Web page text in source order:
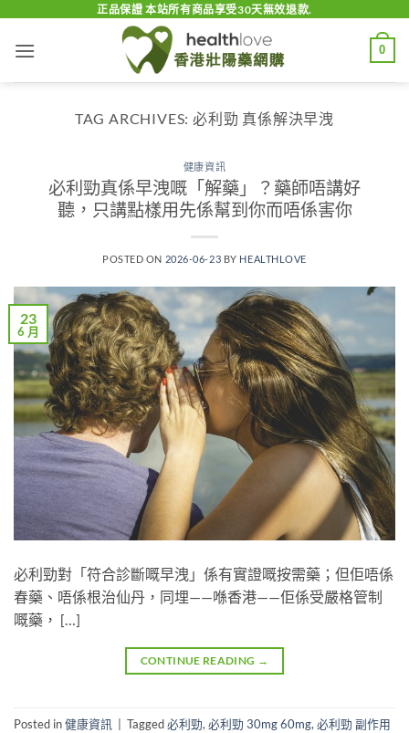
content
正品保證 本站所有商品享受30天無效退款.
0
TAG ARCHIVES:必利勁 真係解決早洩
健康資訊
必利勁真係早洩嘅「解藥」？藥師唔講好
聽，只講點樣用先係幫到你而唔係害你
POSTED ON 2026-06-23 BY HEALTHLOVE
23
6 月
必利勁對「符合診斷嘅早洩」係有實證嘅按需藥；但佢唔係
春藥、唔係根治仙丹，同埋——喺香港——佢係受嚴格管制
嘅藥， […]
CONTINUE READING →
Posted in健康資訊 Tagged必利勁, 必利勁 30mg 60mg, 必利勁 副作用